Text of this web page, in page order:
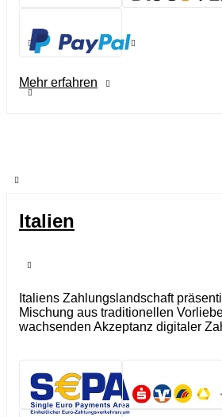
Mehr erfahren
Italien
Italiens Zahlungslandschaft
Mischung aus traditionellen
wachsenden Akzeptanz digitaler